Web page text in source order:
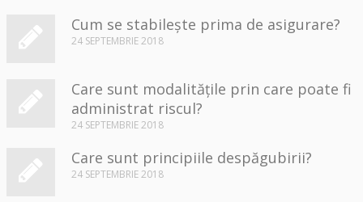
Cum se stabilește prima de asigurare?
24 SEPTEMBRIE 2018
Care sunt modalitățile prin care poate fi
administrat riscul?
24 SEPTEMBRIE 2018
Care sunt principiile despăgubirii?
24 SEPTEMBRIE 2018